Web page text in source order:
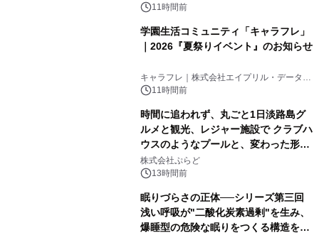
11時間前
学園生活コミュニティ「キャラフレ」
｜2026『夏祭りイベント』のお知らせ
キャラフレ｜株式会社エイプリル・データ・
デザインズ
11時間前
時間に追われず、丸ごと1日淡路島グ
ルメと観光、レジャー施設で クラブハ
ウスのようなプールと、変わった形の
サウナも 「THE BOXY AWAJI」のお
得な素泊まり連泊プランで
株式会社ぷらど
13時間前
眠りづらさの正体──シリーズ第三回
浅い呼吸が"二酸化炭素過剰"を生み、
爆睡型の危険な眠りをつくる構造を解